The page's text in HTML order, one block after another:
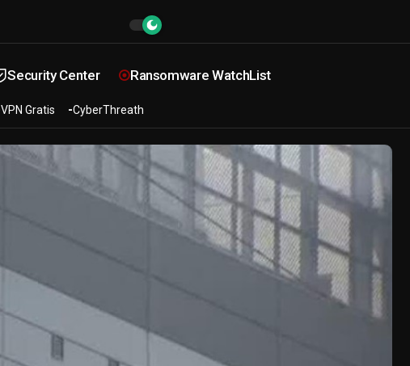
Security Center Ransomware WatchList
VPN Gratis CyberThreath